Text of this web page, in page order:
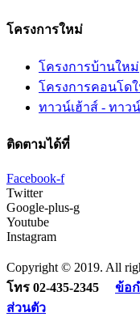
โครงการใหม่
โครงการบ้านใหม่
โครงการคอนโด
ทาวน์เฮ้าส์ - ทาว
ติดตามได้ที่
Facebook-f
Twitter
Google-plus-g
Youtube
Instagram
Copyright © 2019. All
โทร 02-435-2345
ข้อ
ส่วนตัว